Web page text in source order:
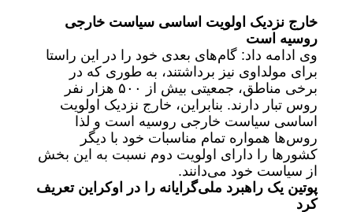
خارج نزدیک اولویت اساسی سیاست خارجی
روسیه است
وی ادامه داد: گام‌های بعدی خود را در این راستا
برای مولداوی نیز برداشتند، به طوری که در
برخی مناطق، جمعیتی بیش از ۵۰۰ هزار نفر
روس تبار دارند. بنابراین، خارج نزدیک اولویت
اساسی سیاست خارجی روسیه است و لذا
روس‌ها همواره تمام مناسبات خود با دیگر
کشورها را دارای اولویت دوم نسبت به این بخش
از سیاست خود می‌دانند.
پوتین یک راهبرد ملی‌گرایانه را در اوکراین تعریف
کرد